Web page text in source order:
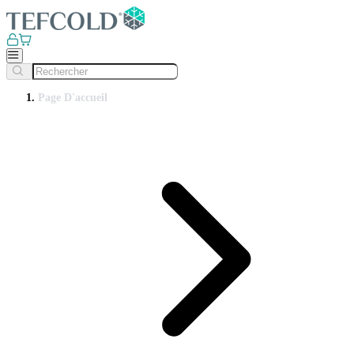
Page D'accueil